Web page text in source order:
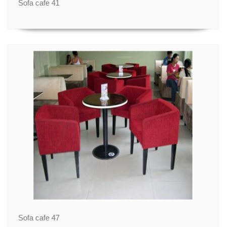
Sofa cafe 41
Sofa cafe 47